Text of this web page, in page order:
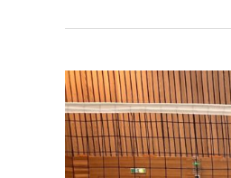
U16
Landesliga
Spieltag
beim